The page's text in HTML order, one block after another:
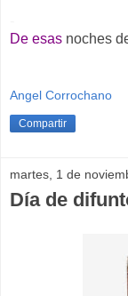
De esas noches
Angel Corrochano
Compartir
martes, 1 de
Día de